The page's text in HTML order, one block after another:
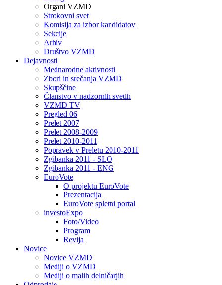
Organi VZMD
Strokovni svet
Komisija za izbor kandidatov
Sekcije
Arhiv
Društvo VZMD
Dejavnosti
Mednarodne aktivnosti
Zbori in srečanja VZMD
Skupščine
Članstvo v nadzornih svetih
VZMD TV
Pregled 06
Prelet 2007
Prelet 2008-2009
Prelet 2010-2011
Popravek v Preletu 2010-2011
Zgibanka 2011 - SLO
Zgibanka 2011 - ENG
EuroVote
O projektu EuroVote
Prezentacija
EuroVote spletni portal
investoExpo
Foto/Video
Program
Revija
Novice
Novice VZMD
Mediji o VZMD
Mediji o malih delničarjih